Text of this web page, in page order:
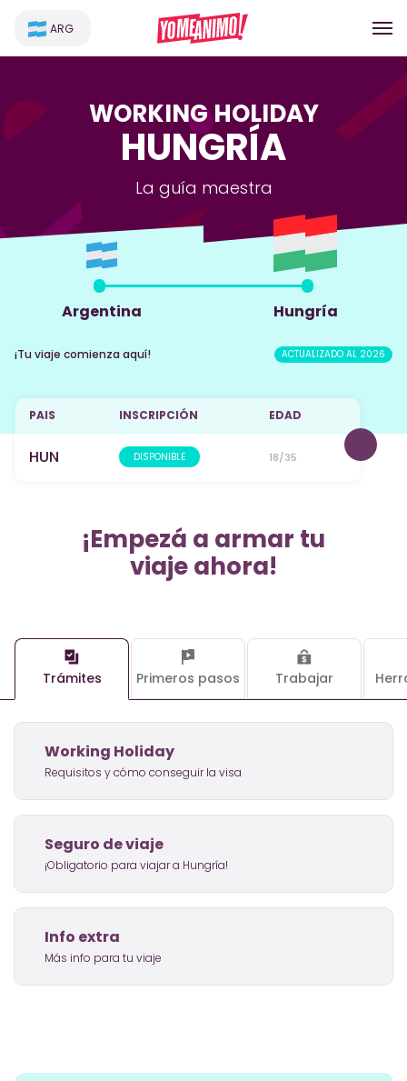
ARG
WORKING HOLIDAY
HUNGRÍA
La guía maestra
Argentina Hungría
¡Tu viaje comienza aquí! ACTUALIZADO AL 2026
PAIS INSCRIPCIÓN EDAD
HUN DISPONIBLE 18/35
¡Empezá a armar tu
viaje ahora!
Trámites Primeros pasos Trabajar
Working Holiday
Requisitos y cómo conseguir la visa
Seguro de viaje
¡Obligatorio para viajar a Hungría!
Info extra
Más info para tu viaje